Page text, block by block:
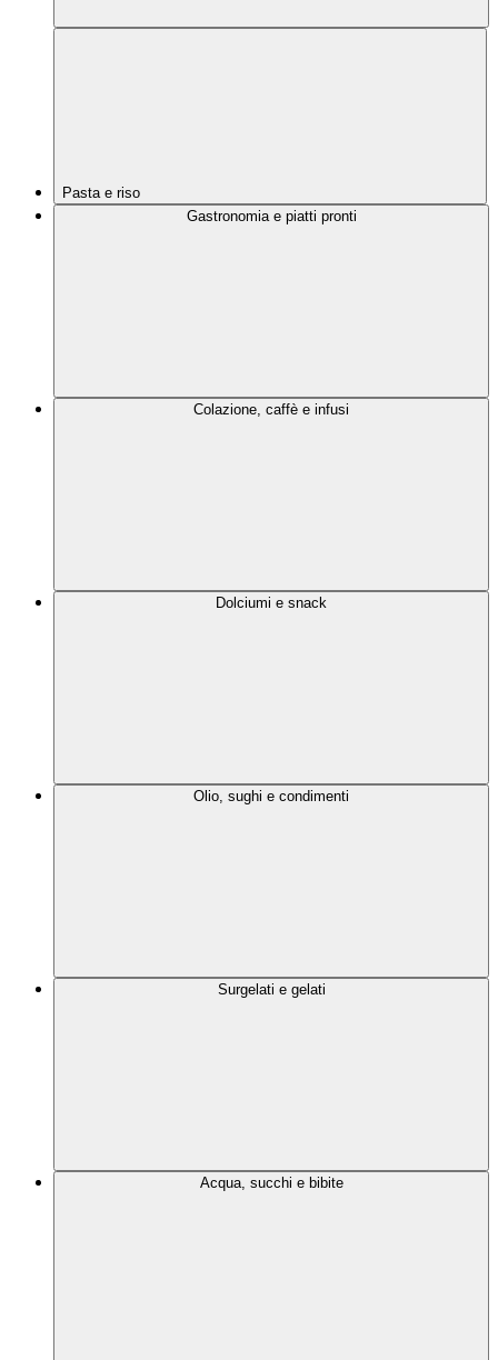
Pasta e riso
Gastronomia e piatti pronti
Colazione, caffè e infusi
Dolciumi e snack
Olio, sughi e condimenti
Surgelati e gelati
Acqua, succhi e bibite